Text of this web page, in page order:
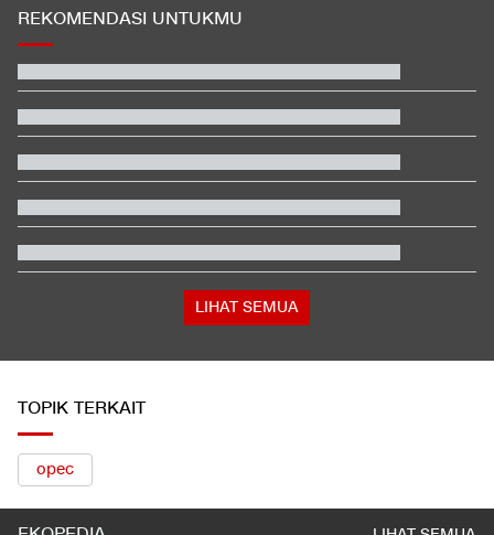
REKOMENDASI UNTUKMU
Video Mesum 'Yang Wis Yang' Banyuwangi, Pemeran Pria Jadi
Tersangka
Janji Erick Thohir usai Timnas Indonesia Tersingkir di Piala AFF
2026
Hashim Djojohadikusumo Kukuhkan 20 Ormas Baru Kawal
Fakta Menarik Penampilan Agnez Mo dan Anggun C. Sasmi di
Reacher 4
Iran Ancam Bikin Negara-negara Teluk Gelap Gulita
Ada Apa?
TOPIK TERKAIT